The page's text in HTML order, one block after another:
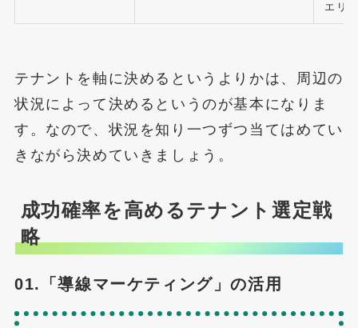
エリ
テナントを軸に決めるというよりかは、周辺の
状況によって決めるというのが基本になりま
す。なので、状況を知り一つずつ当てはめてい
きながら決めていきましょう。
成功確率を高めるテナント選定戦
略
01.「導線マーケティング」の活用